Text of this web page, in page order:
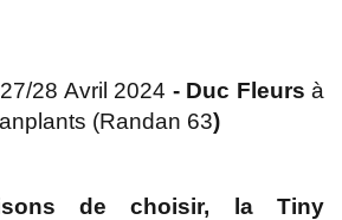
27/28 Avril 2024 - Duc Fleursà
(Randan 63)
de choisir, la Tiny